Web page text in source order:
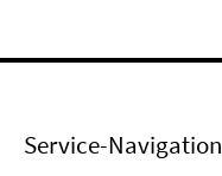
Service-Navigation